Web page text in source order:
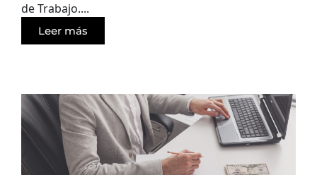
de Trabajo....
Leer más